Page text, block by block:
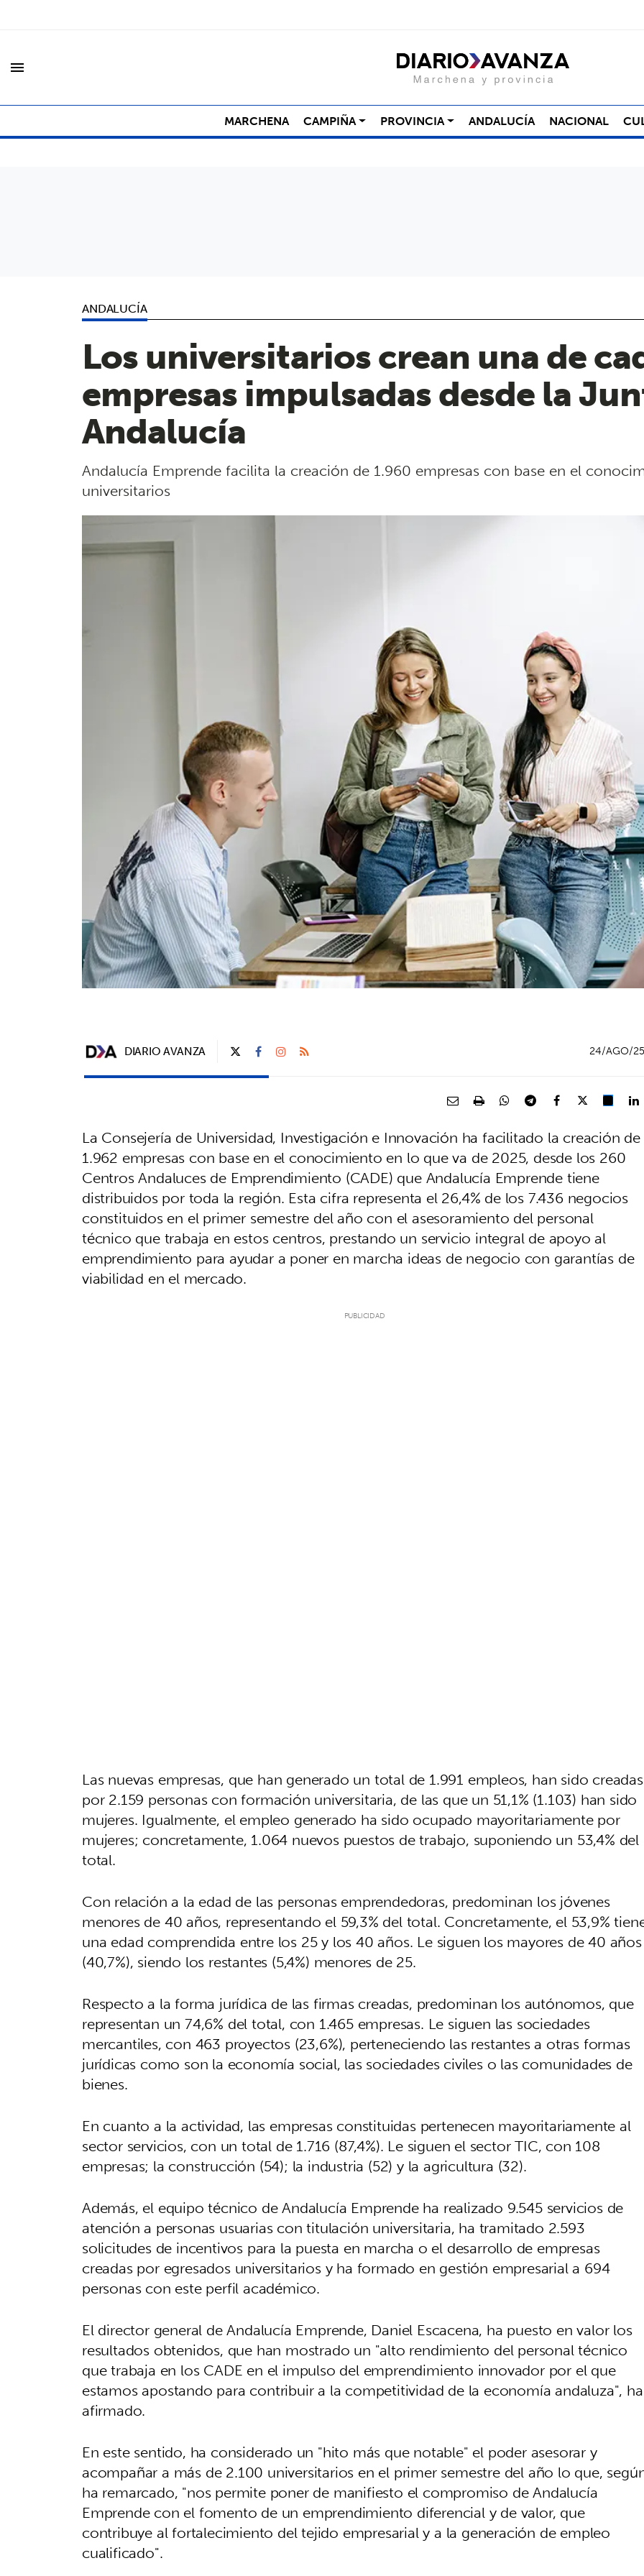
menu
MARCHENA CAMPIÑA PROVINCIA ANDALUCÍA NACIONAL
ANDALUCÍA
Los universitarios crean una de
empresas impulsadas desde la
Andalucía
Andalucía Emprende facilita la creación de 1.960 empresas con base en el
universitarios
DIARIO AVANZA 24/AGO/25
La Consejería de Universidad, Investigación e Innovación ha facilitado la creación de
1.962 empresas con base en el conocimiento en lo que va de 2025, desde los 260
Centros Andaluces de Emprendimiento (CADE) que Andalucía Emprende tiene
distribuidos por toda la región. Esta cifra representa el 26,4% de los 7.436 negocios
constituidos en el primer semestre del año con el asesoramiento del personal
técnico que trabaja en estos centros, prestando un servicio integral de apoyo al
emprendimiento para ayudar a poner en marcha ideas de negocio con garantías de
viabilidad en el mercado.
Las nuevas empresas, que han generado un total de 1.991 empleos, han sido creadas
por 2.159 personas con formación universitaria, de las que un 51,1% (1.103) han sido
mujeres. Igualmente, el empleo generado ha sido ocupado mayoritariamente por
mujeres; concretamente, 1.064 nuevos puestos de trabajo, suponiendo un 53,4% del
total.
Con relación a la edad de las personas emprendedoras, predominan los jóvenes
menores de 40 años, representando el 59,3% del total. Concretamente, el 53,9%
una edad comprendida entre los 25 y los 40 años. Le siguen los mayores de 40 años
(40,7%), siendo los restantes (5,4%) menores de 25.
Respecto a la forma jurídica de las firmas creadas, predominan los autónomos, que
representan un 74,6% del total, con 1.465 empresas. Le siguen las sociedades
mercantiles, con 463 proyectos (23,6%), perteneciendo las restantes a otras formas
jurídicas como son la economía social, las sociedades civiles o las comunidades de
bienes.
En cuanto a la actividad, las empresas constituidas pertenecen mayoritariamente al
sector servicios, con un total de 1.716 (87,4%). Le siguen el sector TIC, con 108
empresas; la construcción (54); la industria (52) y la agricultura (32).
Además, el equipo técnico de Andalucía Emprende ha realizado 9.545 servicios de
atención a personas usuarias con titulación universitaria, ha tramitado 2.593
solicitudes de incentivos para la puesta en marcha o el desarrollo de empresas
creadas por egresados universitarios y ha formado en gestión empresarial a 694
personas con este perfil académico.
El director general de Andalucía Emprende, Daniel Escacena, ha puesto en valor los
resultados obtenidos, que han mostrado un "alto rendimiento del personal técnico
que trabaja en los CADE en el impulso del emprendimiento innovador por el que
estamos apostando para contribuir a la competitividad de la economía andaluza", ha
afirmado.
En este sentido, ha considerado un "hito más que notable" el poder asesorar y
acompañar a más de 2.100 universitarios en el primer semestre del año lo que,
ha remarcado, "nos permite poner de manifiesto el compromiso de Andalucía
Emprende con el fomento de un emprendimiento diferencial y de valor, que
contribuye al fortalecimiento del tejido empresarial y a la generación de empleo
cualificado".